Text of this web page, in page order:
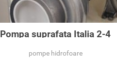
Pompa suprafața Italia 2-4
pompe hidrofoare